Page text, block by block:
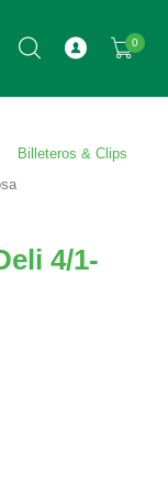
0
Billeteros & Clips
4/1-